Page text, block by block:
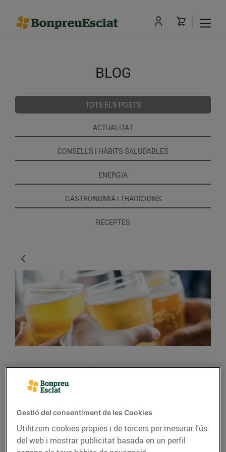
BLOG
TOTS ELS POSTS
ACTUALITAT
CONSELLS I HÀBITS SALUDABLES
ENERGIA
GASTRONOMIA I TRADICIONS
RECEPTES
CONSELLS I HÀBITS SALUDABLES
Els secrets per gaudir
d’una bona cervesa
01/de març/2019
Gestió del consentiment de les Cookies
Utilitzem cookies pròpies i de tercers per mesurar l’ús
del web i mostrar publicitat basada en un perfil